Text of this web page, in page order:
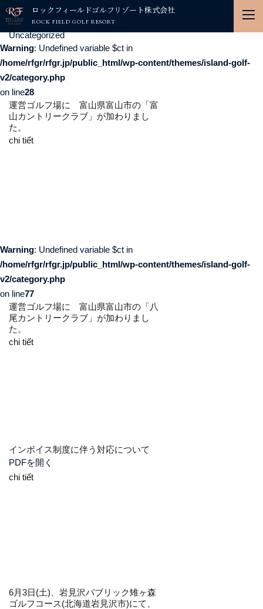
ロックフィールドゴルフリゾート株式会社
ROCK FIELD GOLF RESORT
Uncategorized
Warning: Undefined variable $ct in
/home/rfgr/rfgr.jp/public_html/wp-content/themes/island-golf-
v2/category.php
on line28
運営ゴルフ場に 富山県富山市の「富
山カントリークラブ」が加わりまし
た。
chi tiết
Warning: Undefined variable $ct in
/home/rfgr/rfgr.jp/public_html/wp-content/themes/island-golf-
v2/category.php
on line77
運営ゴルフ場に 富山県富山市の「八
尾カントリークラブ」が加わりまし
た。
chi tiết
インボイス制度に伴う対応について
PDFを開く
chi tiết
6月3日(土)、岩見沢パブリック雉ヶ森
ゴルフコース(北海道岩見沢市)にて、